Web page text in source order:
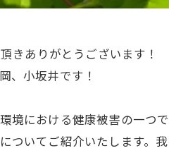
きありがとうございます！
、小坂井です！
境における健康被害の一
ついてご紹介いたします。